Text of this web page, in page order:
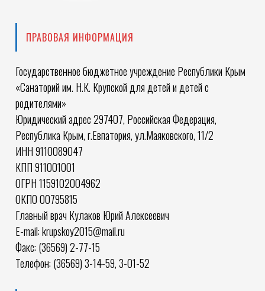
ПРАВОВАЯ ИНФОРМАЦИЯ
Государственное бюджетное учреждение Республики Крым
«Санаторий им. Н.К. Крупской для детей и детей с
родителями»
Юридический адрес 297407, Российская Федерация,
Республика Крым, г.Евпатория, ул.Маяковского, 11/2
ИНН 9110089047
КПП 911001001
ОГРН 1159102004962
ОКПО 00795815
Главный врач Кулаков Юрий Алексеевич
E-mail: krupskoy2015@mail.ru
Факс: (36569) 2-77-15
Телефон: (36569) 3-14-59, 3-01-52